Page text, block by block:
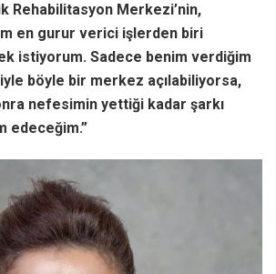
Rehabilitasyon Merkezi’nin,
en gurur verici işlerden biri
istiyorum. Sadece benim verdiğim
böyle bir merkez açılabiliyorsa,
nefesimin yettiği kadar şarkı
edeceğim.”